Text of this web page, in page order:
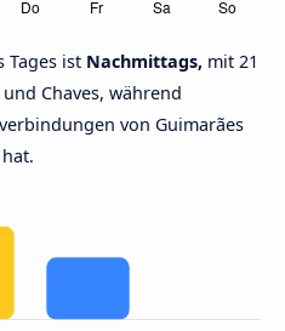
Tages ist Nachmittags, mit 21
Chaves, während
von Guimarães